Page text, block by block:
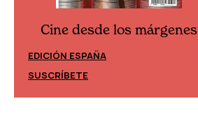
Cine desde los márgenes
EDICIÓN ESPAÑA
SUSCRÍBETE